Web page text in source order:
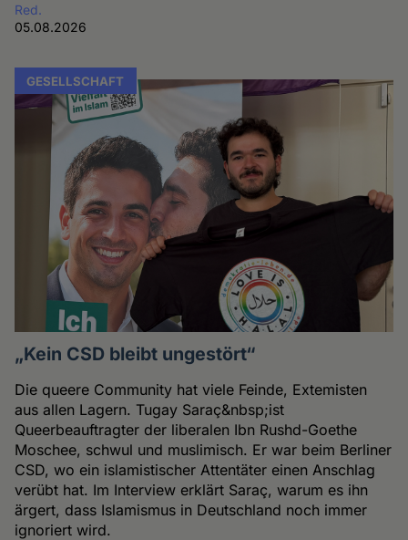
Red.
05.08.2026
GESELLSCHAFT
„Kein CSD bleibt ungestört“
Die queere Community hat viele Feinde, Extemisten
aus allen Lagern. Tugay Saraç&nbsp;ist
Queerbeauftragter der liberalen Ibn Rushd-Goethe
Moschee, schwul und muslimisch. Er war beim Berliner
CSD, wo ein islamistischer Attentäter einen Anschlag
verübt hat. Im Interview erklärt Saraç, warum es ihn
ärgert, dass Islamismus in Deutschland noch immer
ignoriert wird.